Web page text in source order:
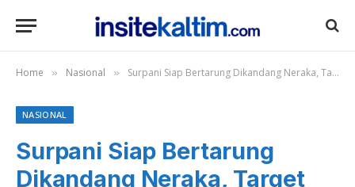
Home » Nasional » Surpani Siap Bertarung Dikandang Neraka, Target Meraih Suara Terbanyak
NASIONAL
Surpani Siap Bertarung
Dikandang Neraka, Target